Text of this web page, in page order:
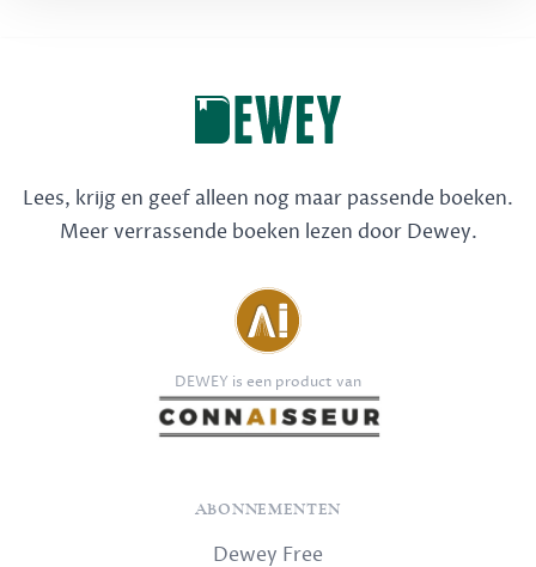
Lees, krijg en geef alleen nog maar passende boeken.
Meer verrassende boeken lezen door Dewey.
DEWEY is een product van
ABONNEMENTEN
Dewey Free